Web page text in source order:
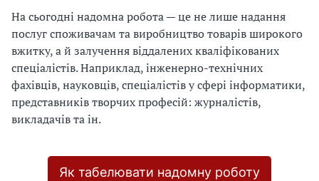
На сьогодні надомна робота — це не лише надання
послуг споживачам та виробництво товарів широкого
вжитку, а й залучення віддалених кваліфікованих
спеціалістів. Наприклад, інженерно-технічних
фахівців, науковців, спеціалістів у сфері інформатики,
представників творчих професій: журналістів,
викладачів та ін.
Як табелювати надомну роботу